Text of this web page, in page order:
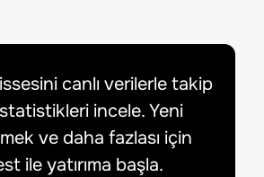
canlı verilerle takip
incele. Yeni
ve daha fazlası için
ile yatırıma başla.